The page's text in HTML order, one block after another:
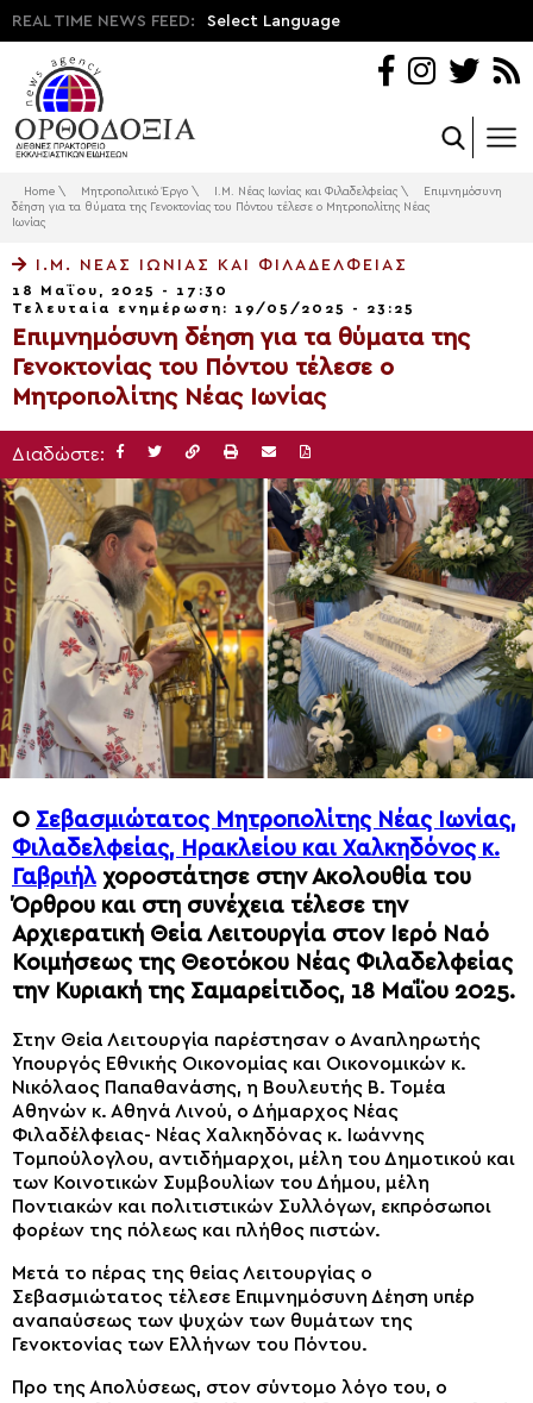
REAL TIME NEWS FEED: Select Language
Home \ Μητροπολιτικό Έργο \ Ι.Μ. Νέας Ιωνίας και Φιλαδελφείας \
Επιμνημόσυνη
δέηση για τα θύματα της Γενοκτονίας του Πόντου τέλεσε ο Μητροπολίτης Νέας
Ιωνίας
Ι.Μ. ΝΈΑΣ ΙΩΝΊΑΣ ΚΑΙ ΦΙΛΑΔΕΛΦΕΊΑΣ
18 Μαΐου, 2025 - 17:30
Τελευταία ενημέρωση: 19/05/2025 - 23:25
Επιμνημόσυνη δέηση για τα θύματα της
Γενοκτονίας του Πόντου τέλεσε ο
Μητροπολίτης Νέας Ιωνίας
Διαδώστε:
Ο Σεβασμιώτατος Μητροπολίτης Νέας Ιωνίας,
Φιλαδελφείας, Ηρακλείου και Χαλκηδόνος κ.
Γαβριήλ χοροστάτησε στην Ακολουθία του
Όρθρου και στη συνέχεια τέλεσε την
Αρχιερατική Θεία Λειτουργία στον Ιερό Ναό
Κοιμήσεως της Θεοτόκου Νέας Φιλαδελφείας
την Κυριακή της Σαμαρείτιδος, 18 Μαΐου 2025.
Στην Θεία Λειτουργία παρέστησαν ο Αναπληρωτής
Υπουργός Εθνικής Οικονομίας και Οικονομικών κ.
Νικόλαος Παπαθανάσης, η Βουλευτής Β. Τομέα
Αθηνών κ. Αθηνά Λινού, ο Δήμαρχος Νέας
Φιλαδέλφειας- Νέας Χαλκηδόνας κ. Ιωάννης
Τομπούλογλου, αντιδήμαρχοι, μέλη του Δημοτικού και
των Κοινοτικών Συμβουλίων του Δήμου, μέλη
Ποντιακών και πολιτιστικών Συλλόγων, εκπρόσωποι
φορέων της πόλεως και πλήθος πιστών.
Μετά το πέρας της θείας Λειτουργίας ο
Σεβασμιώτατος τέλεσε Επιμνημόσυνη Δέηση υπέρ
αναπαύσεως των ψυχών των θυμάτων της
Γενοκτονίας των Ελλήνων του Πόντου.
Προ της Απολύσεως, στον σύντομο λόγο του, ο